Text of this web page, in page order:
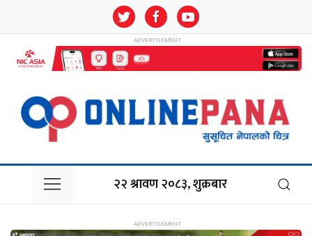
२२ श्रावण २०८३, शुक्रबार